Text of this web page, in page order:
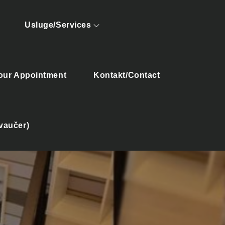
Usluge/Services
Appointment Kontakt/Contact